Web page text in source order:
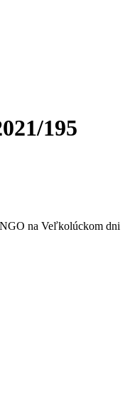
195
na Veľkolúckom dni